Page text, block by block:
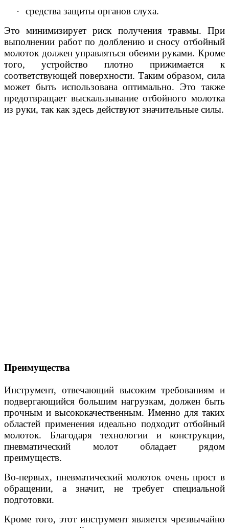
·
средства защиты органов слуха.
Это минимизирует риск получения травмы. При
выполнении работ по долблению и сносу отбойный
молоток должен управляться обеими руками. Кроме
того, устройство плотно прижимается к
соответствующей поверхности. Таким образом, сила
может быть использована оптимально. Это также
предотвращает выскальзывание отбойного молотка
из руки, так как здесь действуют значительные силы.
Преимущества
Инструмент, отвечающий высоким требованиям и
подвергающийся большим нагрузкам, должен быть
прочным и высококачественным. Именно для таких
областей применения идеально подходит отбойный
молоток. Благодаря технологии и конструкции,
пневматический молот обладает рядом
преимуществ.
Во-первых, пневматический молоток очень прост в
обращении, а значит, не требует специальной
подготовки.
Кроме того, этот инструмент является чрезвычайно